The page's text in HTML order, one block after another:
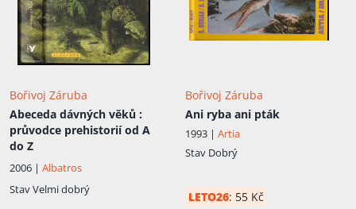
Bořivoj Záruba
Abeceda dávných věků :
průvodce prehistorií od A
do Z
2006 | Albatros
StavVelmi dobrý
Bořivoj Záruba
Ani ryba ani pták
1993 | Artia
Stav Dobrý
LETO26: 55 Kč